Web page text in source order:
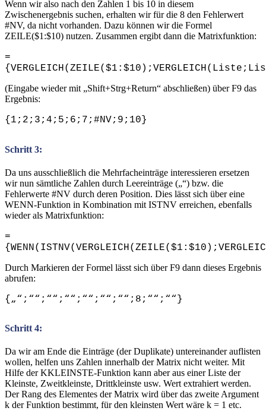
Wenn wir also nach den Zahlen 1 bis 10 in diesem
Zwischenergebnis suchen, erhalten wir für die 8 den Fehlerwert
#NV, da nicht vorhanden. Dazu können wir die Formel
ZEILE($1:$10) nutzen. Zusammen ergibt dann die Matrixfunktion:
=
(Eingabe wieder mit „Shift+Strg+Return“ abschließen) über F9 das
Ergebnis:
{1;2;3;4;5;6;7;#NV;9;10}
Schritt 3:
Da uns ausschließlich die Mehrfacheinträge interessieren ersetzen
wir nun sämtliche Zahlen durch Leereinträge („“) bzw. die
Fehlerwerte #NV durch deren Position. Dies lässt sich über eine
WENN-Funktion in Kombination mit ISTNV erreichen, ebenfalls
wieder als Matrixfunktion:
=
Durch Markieren der Formel lässt sich über F9 dann dieses Ergebnis
abrufen:
{„“;““;““;““;““;““;““;8;““;““}
Schritt 4:
Da wir am Ende die Einträge (der Duplikate) untereinander auflisten
wollen, helfen uns Zahlen innerhalb der Matrix nicht weiter. Mit
Hilfe der KKLEINSTE-Funktion kann aber aus einer Liste der
Kleinste, Zweitkleinste, Drittkleinste usw. Wert extrahiert werden.
Der Rang des Elementes der Matrix wird über das zweite Argument
k der Funktion bestimmt, für den kleinsten Wert wäre k = 1 etc.